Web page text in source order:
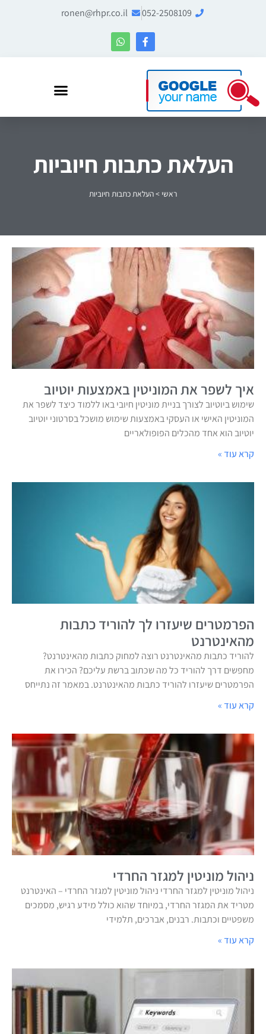
052-2508109
ronen@rhpr.co.il
העלאת כתבות חיוביות
ראשי >העלאת כתבות חיוביות
איך לשפר את המוניטין באמצעות יוטיוב
שימוש ביוטיוב לצורך בניית מוניטין חיובי באו ללמוד כיצד לשפר את
המוניטין האישי או העסקי באמצעות שימוש מושכל בסרטוני יוטיוב
יוטיוב הוא אחד מהכלים הפופולאריים
קרא עוד »
הפרמטרים שיעזרו לך להוריד כתבות
מהאינטרנט
להוריד כתבות מהאינטרנט רוצה למחוק כתבות מהאינטרנט?
מחפשים דרך להוריד כל מה שכתוב ברשת עליכם? הכירו את
הפרמטרים שיעזרו להוריד כתבות מהאינטרנט. במאמר זה נתייחס
קרא עוד »
ניהול מוניטין למגזר החרדי
ניהול מוניטין למגזר החרדי ניהול מוניטין למגזר החרדי – האינטרנט
מטריד את המגזר החרדי, במיוחד שהוא כולל מידע רגיש, מסמכים
משפטיים וכתבות. רבנים, אברכים, תלמידי
קרא עוד »